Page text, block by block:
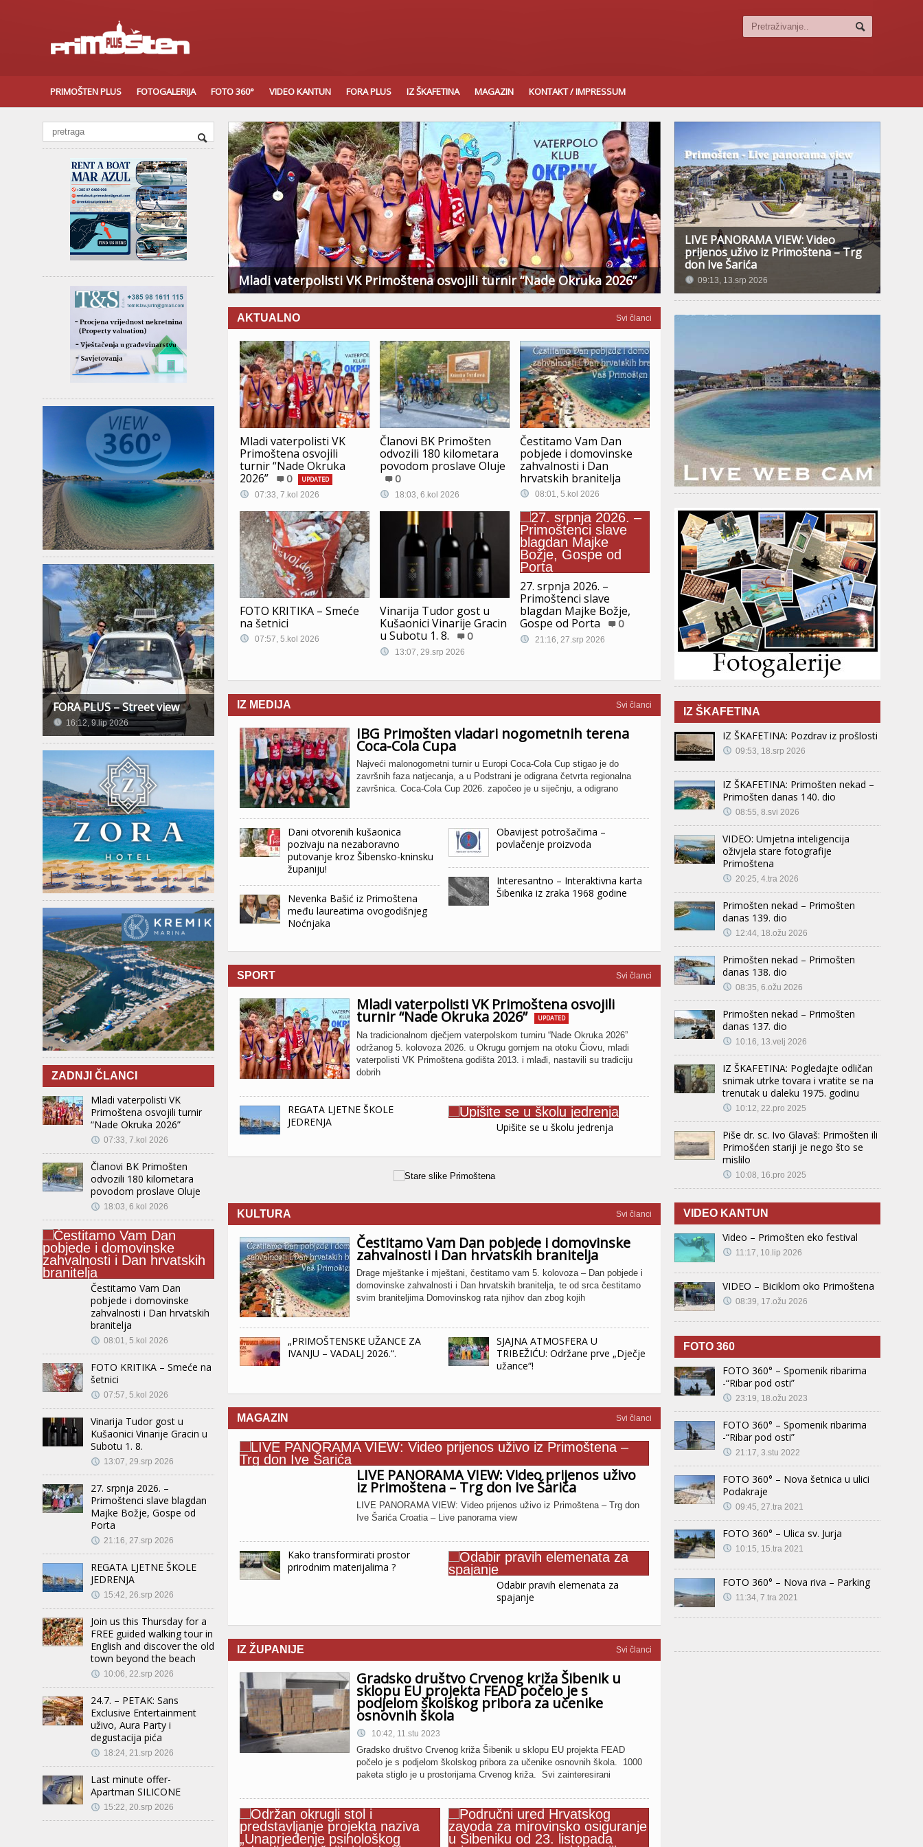
PRIMOŠTEN PLUS FOTOGALERIJA FOTO 360° VIDEO KANTUN FORA PLUS IZ ŠKAFETINA MAGAZIN KONTAKT / IMPRESSUM
Mladi vaterpolisti VK Primoštena osvojili turnir “Nade Okruka 2026”
Svi članci
AKTUALNO
Mladi vaterpolisti VK
Primoštena osvojili
turnir “Nade Okruka
2026”
0 UPDATED
07:33, 7.kol 2026
Članovi BK Primošten
odvozili 180 kilometara
povodom proslave Oluje
0
18:03, 6.kol 2026
Čestitamo Vam Dan
pobjede i domovinske
zahvalnosti i Dan
hrvatskih branitelja
08:01, 5.kol 2026
FOTO KRITIKA – Smeće
na šetnici
07:57, 5.kol 2026
Vinarija Tudor gost u
Kušaonici Vinarije Gracin
u Subotu 1. 8.
0
13:07, 29.srp 2026
27. srpnja 2026. –
Primoštenci slave
blagdan Majke Božje,
Gospe od Porta
0
21:16, 27.srp 2026
Svi članci
IZ MEDIJA
IBG Primošten vladari nogometnih terena
Coca-Cola Cupa
Najveći malonogometni turnir u Europi Coca-Cola Cup stigao je do
završnih faza natjecanja, a u Podstrani je odigrana četvrta regionalna
završnica. Coca-Cola Cup 2026. započeo je u siječnju, a odigrano
Dani otvorenih kušaonica
pozivaju na nezaboravno
putovanje kroz Šibensko-kninsku
županiju!
Nevenka Bašić iz Primoštena
među laureatima ovogodišnjeg
Noćnjaka
Obavijest potrošačima –
povlačenje proizvoda
Interesantno – Interaktivna karta
Šibenika iz zraka 1968 godine
Svi članci
SPORT
Mladi vaterpolisti VK Primoštena osvojili
turnir “Nade Okruka 2026” UPDATED
Na tradicionalnom dječjem vaterpolskom turniru “Nade Okruka 2026”
održanog 5. kolovoza 2026. u Okrugu gornjem na otoku Čiovu, mladi
vaterpolisti VK Primoštena godišta 2013. i mlađi, nastavili su tradiciju
dobrih
REGATA LJETNE ŠKOLE
JEDRENJA
Upišite se u školu jedrenja
Svi članci
KULTURA
Čestitamo Vam Dan pobjede i domovinske
zahvalnosti i Dan hrvatskih branitelja
Drage mještanke i mještani, čestitamo vam 5. kolovoza – Dan pobjede i
domovinske zahvalnosti i Dan hrvatskih branitelja, te od srca čestitamo
svim braniteljima Domovinskog rata njihov dan zbog kojih
„PRIMOŠTENSKE UŽANCE ZA
IVANJU – VADALJ 2026.“.
SJAJNA ATMOSFERA U
TRIBEŽIĆU: Održane prve „Dječje
užance“!
Svi članci
MAGAZIN
LIVE PANORAMA VIEW: Video prijenos uživo
iz Primoštena – Trg don Ive Šarića
LIVE PANORAMA VIEW: Video prijenos uživo iz Primoštena – Trg don
Ive Šarića Croatia – Live panorama view
Kako transformirati prostor
prirodnim materijalima ?
Odabir pravih elemenata za
spajanje
Svi članci
IZ ŽUPANIJE
Gradsko društvo Crvenog križa Šibenik u
sklopu EU projekta FEAD počelo je s
podjelom školskog pribora za učenike
osnovnih škola
10:42, 11.stu 2023
Gradsko društvo Crvenog križa Šibenik u sklopu EU projekta FEAD
počelo je s podjelom školskog pribora za učenike osnovnih škola. 1000
paketa stiglo je u prostorijama Crvenog križa. Svi zainteresirani
FORA PLUS – Street view
16:12, 9.lip 2026
ZADNJI ČLANCI
Mladi vaterpolisti VK
Primoštena osvojili turnir
“Nade Okruka 2026”
07:33, 7.kol 2026
Članovi BK Primošten
odvozili 180 kilometara
povodom proslave Oluje
18:03, 6.kol 2026
Čestitamo Vam Dan
pobjede i domovinske
zahvalnosti i Dan hrvatskih
branitelja
08:01, 5.kol 2026
FOTO KRITIKA – Smeće na
šetnici
07:57, 5.kol 2026
Vinarija Tudor gost u
Kušaonici Vinarije Gracin u
Subotu 1. 8.
13:07, 29.srp 2026
27. srpnja 2026. –
Primoštenci slave blagdan
Majke Božje, Gospe od
Porta
21:16, 27.srp 2026
REGATA LJETNE ŠKOLE
JEDRENJA
15:42, 26.srp 2026
Join us this Thursday for a
FREE guided walking tour in
English and discover the old
town beyond the beach
10:06, 22.srp 2026
24.7. – PETAK: Sans
Exclusive Entertainment
uživo, Aura Party i
degustacija pića
18:24, 21.srp 2026
Last minute offer-
Apartman SILICONE
15:22, 20.srp 2026
LIVE PANORAMA VIEW: Video
prijenos uživo iz Primoštena – Trg
don Ive Šarića
09:13, 13.srp 2026
IZ ŠKAFETINA
IZ ŠKAFETINA: Pozdrav iz prošlosti
09:53, 18.srp 2026
IZ ŠKAFETINA: Primošten nekad –
Primošten danas 140. dio
08:55, 8.svi 2026
VIDEO: Umjetna inteligencija
oživjela stare fotografije
Primoštena
20:25, 4.tra 2026
Primošten nekad – Primošten
danas 139. dio
12:44, 18.ožu 2026
Primošten nekad – Primošten
danas 138. dio
08:35, 6.ožu 2026
Primošten nekad – Primošten
danas 137. dio
10:16, 13.velj 2026
IZ ŠKAFETINA: Pogledajte odličan
snimak utrke tovara i vratite se na
trenutak u daleku 1975. godinu
10:12, 22.pro 2025
Piše dr. sc. Ivo Glavaš: Primošten ili
Primošćen stariji je nego što se
mislilo
10:08, 16.pro 2025
VIDEO KANTUN
Video – Primošten eko festival
11:17, 10.lip 2026
VIDEO – Biciklom oko Primoštena
08:39, 17.ožu 2026
FOTO 360
FOTO 360° – Spomenik ribarima
-“Ribar pod osti”
23:19, 18.ožu 2023
FOTO 360° – Spomenik ribarima
-“Ribar pod osti”
21:17, 3.stu 2022
FOTO 360° – Nova šetnica u ulici
Podakraje
09:45, 27.tra 2021
FOTO 360° – Ulica sv. Jurja
10:15, 15.tra 2021
FOTO 360° – Nova riva – Parking
11:34, 7.tra 2021